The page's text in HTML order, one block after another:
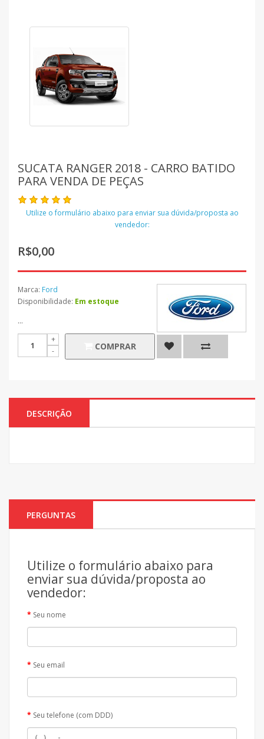
SUCATA RANGER 2018 - CARRO BATIDO
PARA VENDA DE PEÇAS
Utilize o formulário abaixo para enviar sua dúvida/proposta ao
vendedor:
R$0,00
Marca: Ford
Disponibilidade: Em estoque
...
COMPRAR
DESCRIÇÃO
PERGUNTAS
Utilize o formulário abaixo para
enviar sua dúvida/proposta ao
vendedor:
Seu nome
Seu email
Seu telefone (com DDD)